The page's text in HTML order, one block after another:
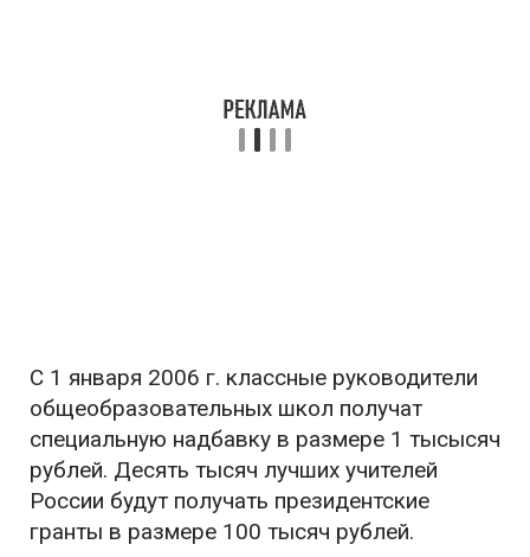
С 1 января 2006 г. классные руководители
общеобразовательных школ получат
специальную надбавку в размере 1 тысысяч
рублей. Десять тысяч лучших учителей
России будут получать президентские
гранты в размере 100 тысяч рублей.